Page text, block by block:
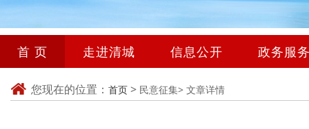
首 页 走进清城 信息公开 政务服
您现在的位置： 首页 > 民意征集> 文章详情